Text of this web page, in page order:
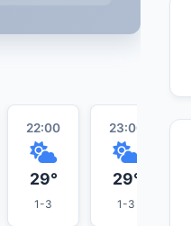
22:00
29°
1-3
23:00
29°
1-3